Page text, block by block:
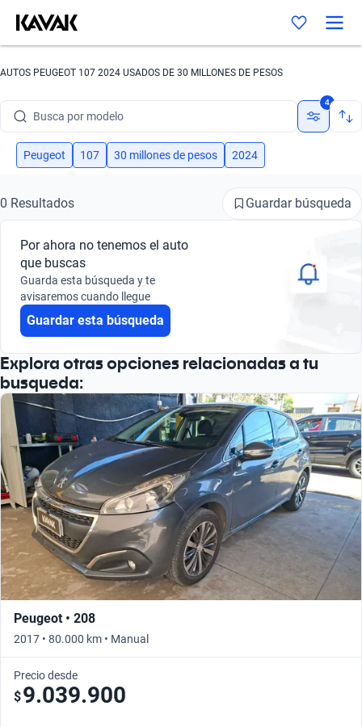
AUTOS PEUGEOT 107 2024 USADOS DE 30 MILLONES DE PESOS
Busca por modelo
Busca por versión
Busca por marca
Busca por modelo
Busca por versión
4
Peugeot 107 30 millones de pesos 2024
0 Resultados Guardar búsqueda
Por ahora no tenemos el auto
que buscas
Guarda esta búsqueda y te
avisaremos cuando llegue
Guardar esta búsqueda
Explora otras opciones relacionadas a tu
busqueda:
Peugeot • 208
2017 • 80.000 km • Manual
Precio desde
$9.039.900